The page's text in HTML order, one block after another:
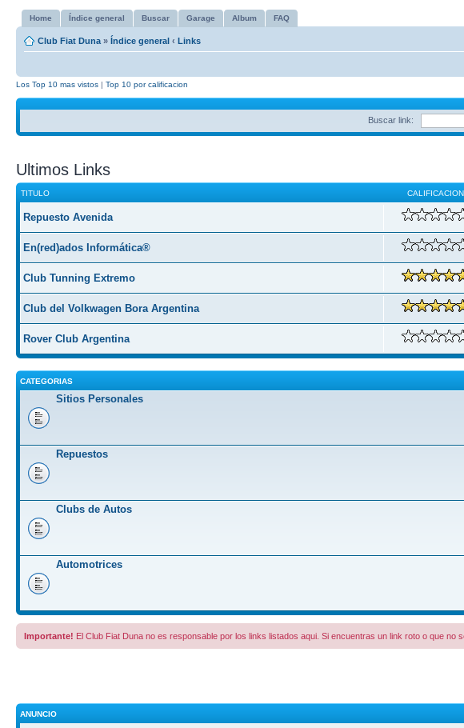
Home Índice general Buscar Garage Album FAQ
Club Fiat Duna » Índice general ‹ Links
Los Top 10 mas vistos | Top 10 por calificacion
Buscar link:
Ultimos Links
TITULO CALIFICACION
Repuesto Avenida
En(red)ados Informática®
Club Tunning Extremo
Club del Volkwagen Bora Argentina
Rover Club Argentina
CATEGORIAS
Sitios Personales
Repuestos
Clubs de Autos
Automotrices
Importante! El Club Fiat Duna no es responsable por los links listados aqui. Si encuentras un link roto o que
ANUNCIO